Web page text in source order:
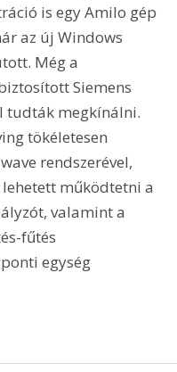
is egy Amilo gép
az új Windows
Még a
Siemens
tudták megkínálni.
tökéletesen
rendszerével,
működtetni a
valamint a
fűtés
egység